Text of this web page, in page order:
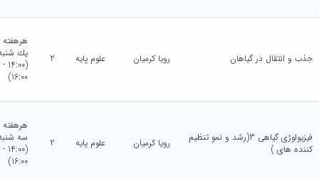
جذب و انتقال در گیاهان رویا کرمیان علوم پایه 2
هرهفته
يك
(14:00 -
16:00)
فیزیولوژی گیاهی 3(رشد و نمو تنظیم
کننده های )
رویا کرمیان علوم پایه 2
هرهفته
سه
(14:00 -
16:00)